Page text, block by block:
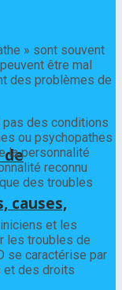
de
causes,
» sont souvent
être mal
des problèmes de
des conditions
ou psychopathes
la personnalité
reconnu
des troubles
et les
les troubles de
se caractérise par
et des droits